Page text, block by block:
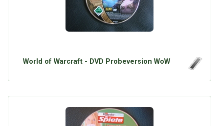
World of Warcraft - DVD Probeversion WoW